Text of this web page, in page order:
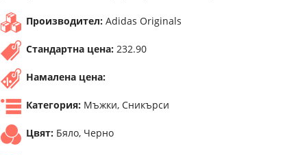
Производител: Adidas Originals
Стандартна цена: 232.90
Намалена цена:
Категория: Мъжки, Сникърси
Цвят: Бяло, Черно